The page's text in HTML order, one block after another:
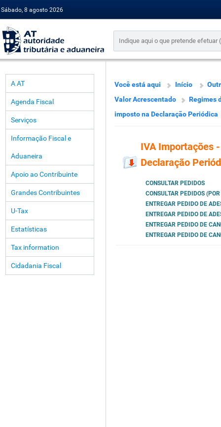
Sábado, 8 agosto 2026
A AT
Agenda Fiscal
Serviços
Informação Fiscal e
Aduaneira
Apoio ao Contribuinte
Grandes Contribuintes
U-Tax
Estatísticas
Tax information
Cidadania Fiscal
Você está aqui Início
Valor Acrescentado
Regimes
imposto na Declaração Periódica
IVA Importações
Declaração
CONSULTAR PEDIDOS
CONSULTAR PEDIDOS
ENTREGAR PEDIDO DE
ENTREGAR PEDIDO DE
ENTREGAR PEDIDO DE
ENTREGAR PEDIDO DE